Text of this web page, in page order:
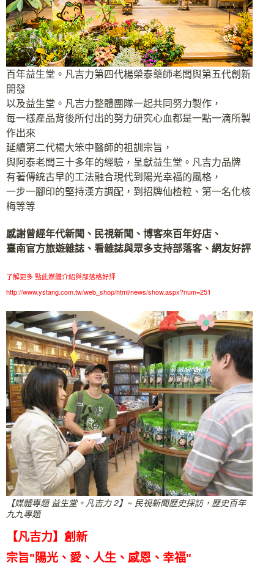
百年益生堂。凡吉力第四代楊榮泰藥師老闆與第五代創新
開發
以及益生堂。凡吉力整體團隊一起共同努力製作，
每一樣產品背後所付出的努力研究心血都是一點一滴所製
作出來
延續第二代楊大笨中醫師的祖訓宗旨，
與阿泰老闆三十多年的經驗，呈獻益生堂。凡吉力品牌
有著傳統古早的工法融合現代到陽光幸福的風格，
一步一腳印的堅持漢方調配，到招牌仙楂粒、第一名化核
梅等等
感謝曾經年代新聞、民視新聞、博客來百年好店、
臺南官方旅遊雜誌、看雜誌與眾多支持部落客、網友好評
了解更多 點此媒體介紹與部落格好評
http://www.ystang.com.tw/web_shop/html/news/show.aspx?num=251
【媒體專題 益生堂。凡吉力 2】~ 民視新聞歷史採訪，歷史百年
九九專題
【凡吉力】創新
宗旨"陽光、愛、人生、感恩、幸福"